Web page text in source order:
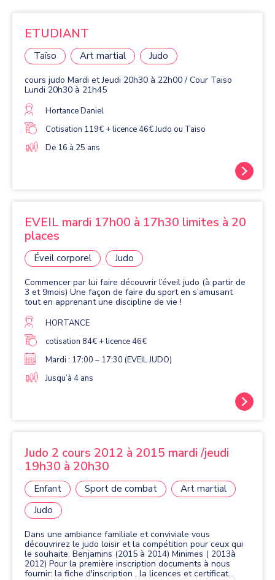
ETUDIANT
Taïso Art martial Judo
cours judo Mardi et Jeudi 20h30 à 22h00 / Cour Taiso
Lundi 20h30 à 21h45
Hortance Daniel
Cotisation 119€ + licence 46€ Judo ou Taiso
De 16 à 25 ans
EVEIL mardi 17h00 à 17h30 limites à 20
places
Éveil corporel Judo
Commencer par lui faire découvrir l’éveil judo (à partir de
3 et 9mois) Une façon de faire du sport en s’amusant
tout en apprenant une discipline de vie !
HORTANCE
cotisation 84€ + licence 46€
Mardi : 17:00 – 17:30 (EVEIL JUDO)
Jusqu’à 4 ans
Judo 2 cours 2012 à 2015 mardi /jeudi
19h30 à 20h30
Enfant Sport de combat
Art martial
Judo
Dans une ambiance familiale et conviviale vous
découvrirez le judo loisir et la compétition pour ceux qui
le souhaite. Benjamins (2015 à 2014) Minimes ( 2013à
2012) Pour la première inscription documents à nous
fournir: la fiche d'inscription , la licences et certificat